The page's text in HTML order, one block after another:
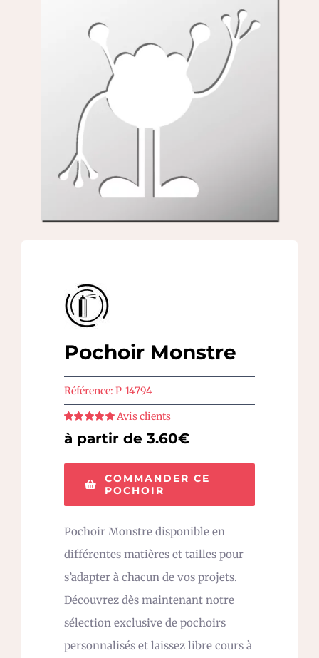
Pochoir Monstre
Référence: P-14794
Note sur 5
Avis clients
à partir de 3.60€
COMMANDER CE
POCHOIR
Pochoir Monstre disponible en
différentes matières et tailles pour
s’adapter à chacun de vos projets.
Découvrez dès maintenant notre
sélection exclusive de pochoirs
personnalisés et laissez libre cours à